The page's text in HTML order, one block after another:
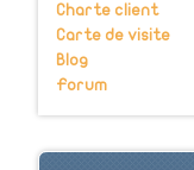
Charte client
Carte de visite
Blog
Forum